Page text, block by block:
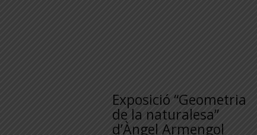
Exposició “Geometria
de la naturalesa”
d’Àngel Armengol